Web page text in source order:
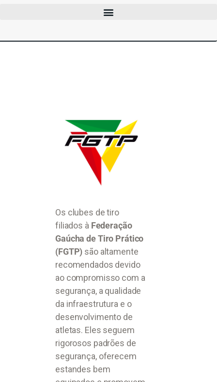
Os clubes de tiro
filiados à Federação
Gaúcha de Tiro Prático
(FGTP) são altamente
recomendados devido
ao compromisso com a
segurança, a qualidade
da infraestrutura e o
desenvolvimento de
atletas. Eles seguem
rigorosos padrões de
segurança, oferecem
estandes bem